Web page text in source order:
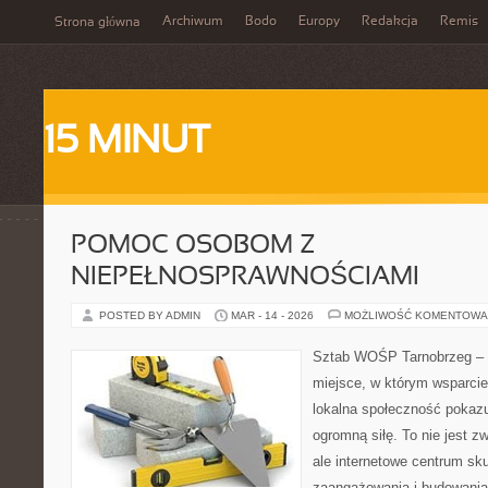
Strona główna Archiwum Bodo Europy Redakcja Remis
15 MINUT
POMOC OSOBOM Z
NIEPEŁNOSPRAWNOŚCIAMI
POSTED BY ADMIN MAR - 14 - 2026 MOŻLIWOŚĆ
Sztab WOŚP Tarnobrzeg
miejsce, w którym
lokalna społeczność
ogromną siłę. To nie jest
ale internetowe centrum